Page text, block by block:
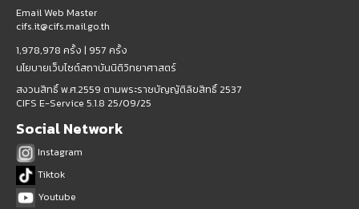
Email Web Master
cifs.it@cifs.mail.go.th
1,978,978 ครั้ง | 957 ครั้ง
นโยบายเว็บไซต์สถาบันนิติวิทยาศาสตร์
สงวนสิทธิ์ พ.ศ.2559 ตามพระราชบัญญัติลิขสิทธิ์ 2537
CIFS E-Service 5.1.8 25/09/25
Social Network
Instagram
Tiktok
Youtube